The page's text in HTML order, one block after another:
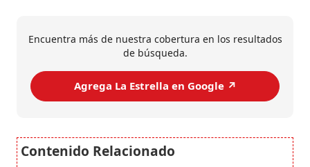
Encuentra más de nuestra cobertura en los resultados
de búsqueda.
Agrega La Estrella en Google ↗️